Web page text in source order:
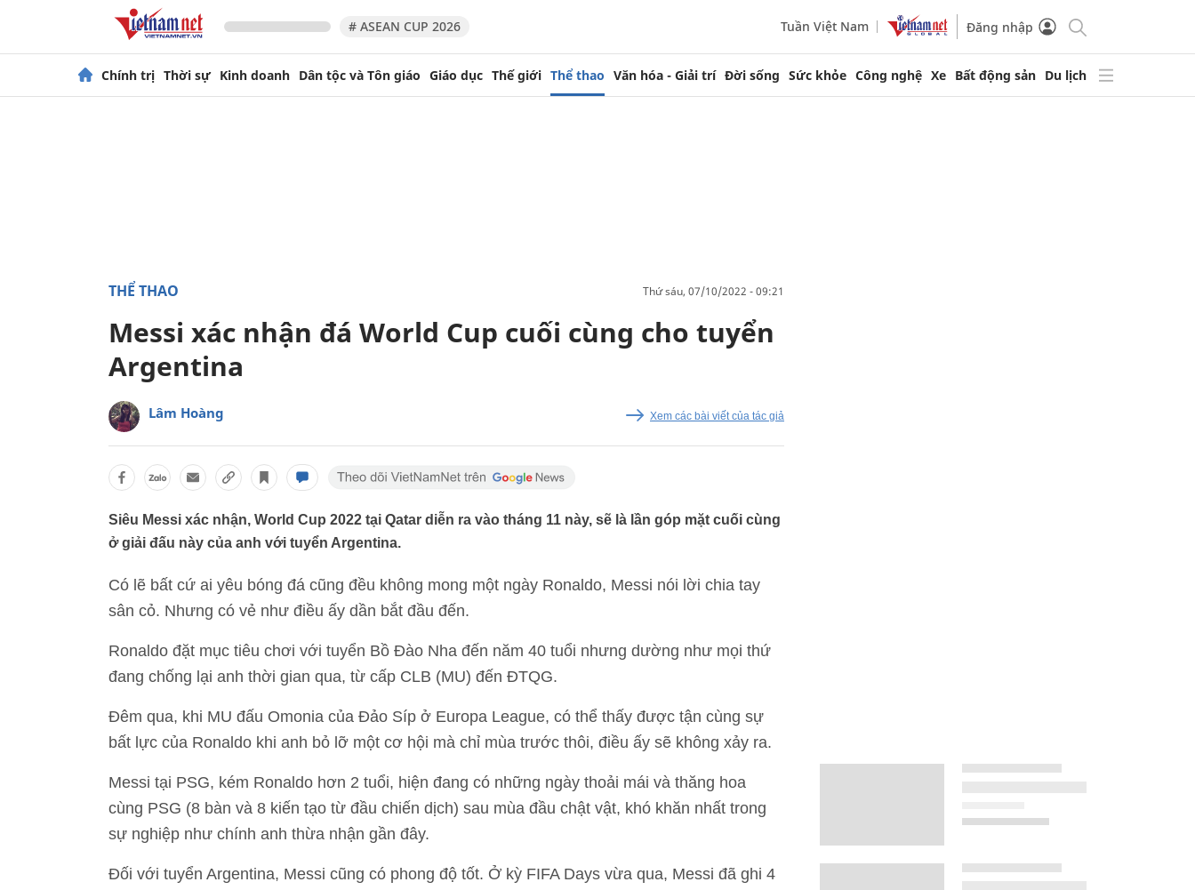
# ASEAN CUP 2026 Tuần Việt Nam Đăng nhập
Chính trị Thời sự Kinh doanh Dân tộc và Tôn giáo Giáo dục Thế giới Thể thao Văn hóa - Giải trí Đời sống Sức khỏe Công nghệ Xe Bất động sản Du lịch
THỂ THAO thứ sáu, 07/10/2022 - 09:21
Messi xác nhận đá World Cup cuối cùng cho tuyển
Argentina
Lâm Hoàng Xem các bài viết của tác giả
Siêu Messi xác nhận, World Cup 2022 tại Qatar diễn ra vào tháng 11 này, sẽ là lần góp mặt cuối cùng
ở giải đấu này của anh với tuyển Argentina.
Có lẽ bất cứ ai yêu bóng đá cũng đều không mong một ngày Ronaldo, Messi nói lời chia tay
sân cỏ. Nhưng có vẻ như điều ấy dần bắt đầu đến.
Ronaldo đặt mục tiêu chơi với tuyển Bồ Đào Nha đến năm 40 tuổi nhưng dường như mọi thứ
đang chống lại anh thời gian qua, từ cấp CLB (MU) đến ĐTQG.
Đêm qua, khi MU đấu Omonia của Đảo Síp ở Europa League, có thể thấy được tận cùng sự
bất lực của Ronaldo khi anh bỏ lỡ một cơ hội mà chỉ mùa trước thôi, điều ấy sẽ không xảy ra.
Messi tại PSG, kém Ronaldo hơn 2 tuổi, hiện đang có những ngày thoải mái và thăng hoa
cùng PSG (8 bàn và 8 kiến tạo từ đầu chiến dịch) sau mùa đầu chật vật, khó khăn nhất trong
sự nghiệp như chính anh thừa nhận gần đây.
Đối với tuyển Argentina, Messi cũng có phong độ tốt. Ở kỳ FIFA Days vừa qua, Messi đã ghi 4